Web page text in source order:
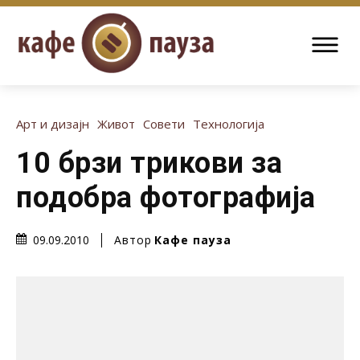
Арт и дизајн Живот Совети Технологија
10 брзи трикови за
подобра фотографија
09.09.2010 Автор Кафе пауза